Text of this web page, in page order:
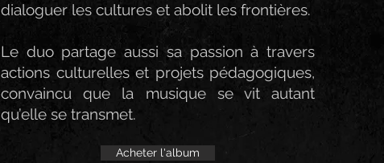
dialoguer les cultures et abolit les frontières.
Le duo partage aussi sa passion à travers
actions culturelles et projets pédagogiques,
convaincu que la musique se vit autant
qu’elle se transmet.
Acheter l'album